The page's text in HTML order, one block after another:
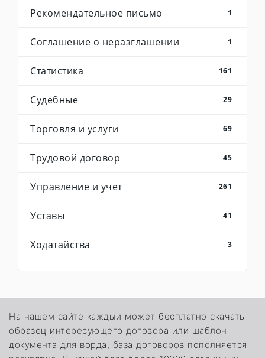
Рекомендательное письмо 1
Соглашение о неразглашении 1
Статистика 161
Судебные 29
Торговля и услуги 69
Трудовой договор 45
Управление и учет 261
Уставы 41
Ходатайства 3
На нашем сайте каждый может бесплатно скачать
образец интересующего договора или шаблон
документа для ворда, база договоров пополняется